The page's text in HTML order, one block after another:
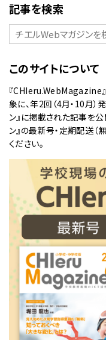
記事を検索
このサイトについて
『CHIeru.WebMagazine
象に、年2回（4月・10月
ン』に掲載された記事を
ン』の最新号・定期配送（
ください。